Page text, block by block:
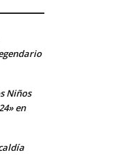
Niños
en